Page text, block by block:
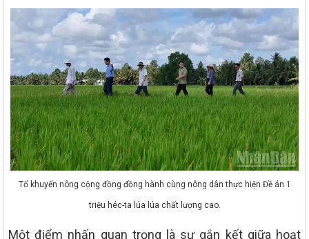
Tổ khuyến nông cộng đồng đồng hành cùng nông dân thực hiện Đề án 1
triệu héc-ta lúa lúa chất lượng cao.
Một điểm nhấn quan trọng là sự gắn kết giữa hoạt